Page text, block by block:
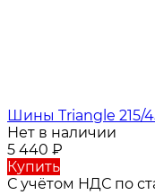
Шины Triangle 215/
Нет в наличии
5 440 ₽
Купить
С учётом НДС по